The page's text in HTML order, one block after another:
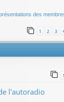
des
1 2 3
1
l'autoradio